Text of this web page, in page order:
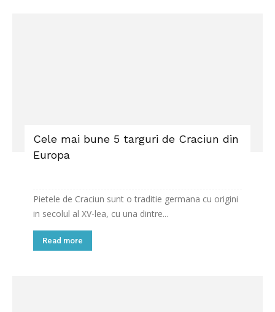
Cele mai bune 5 targuri de Craciun din
Europa
Pietele de Craciun sunt o traditie germana cu origini
in secolul al XV-lea, cu una dintre...
Read more